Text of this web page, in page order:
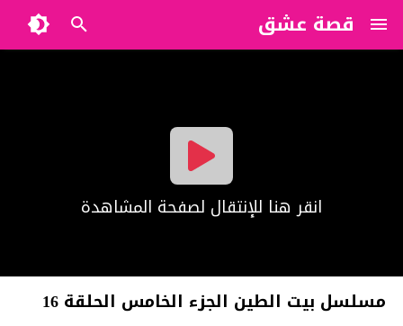
قصة عشق
?>
انقر هنا للإنتقال لصفحة المشاهدة
مسلسل بيت الطين الجزء الخامس الحلقة 16